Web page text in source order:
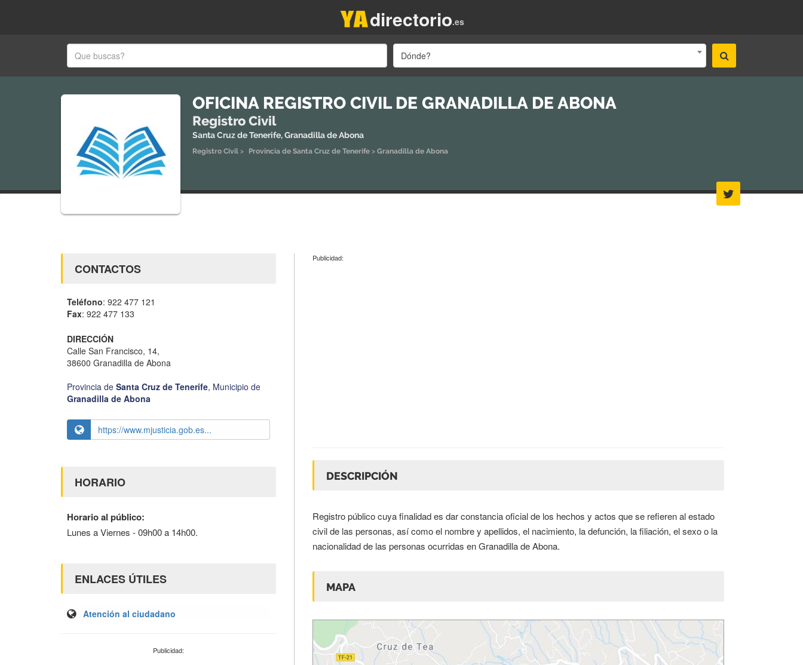
.es
directorio
Dónde?
OFICINA REGISTRO CIVIL DE GRANADILLA DE ABONA
Registro Civil
Santa Cruz de Tenerife, Granadilla de Abona
Registro Civil > Provincia de Santa Cruz de Tenerife > Granadilla de Abona
CONTACTOS
Teléfono: 922 477 121
Fax: 922 477 133
DIRECCIÓN
Calle San Francisco, 14,
38600 Granadilla de Abona
Provincia de Santa Cruz de Tenerife, Municipio de
Granadilla de Abona
https://www.mjusticia.gob.es...
HORARIO
Horario al público:
Lunes a Viernes - 09h00 a 14h00.
ENLACES ÚTILES
Atención al ciudadano
Publicidad:
Publicidad:
DESCRIPCIÓN
Registro público cuya finalidad es dar constancia oficial de los hechos y actos que se refieren al estado
civil de las personas, así como el nombre y apellidos, el nacimiento, la defunción, la filiación, el sexo o la
nacionalidad de las personas ocurridas en Granadilla de Abona.
MAPA